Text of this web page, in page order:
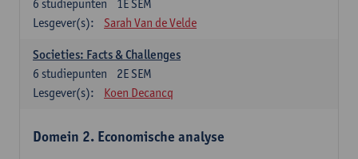
1E SEM
6 studiepunten
Lesgever(s):
Sarah Van de Velde
Societies: Facts & Challenges
2E SEM
6 studiepunten
Lesgever(s):
Koen Decancq
Domein 2. Economische analyse